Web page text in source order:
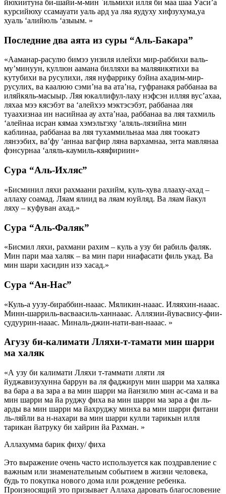
йюхиитуна би-шайи-м-мин `ильмихи илля би маа шаа Уаси’а
курсийюху ссамауати уаль ард уа ляа яудуху хифзухума,уа
хуаль ‘алийюль ‘азыым. »
Последние два аята из суры “Аль-Бакара”
«Ааманар-расулю бимээ унзиля илейхи мир-раббихи валь-
му’минуун, куллюн аамана билляхи ва маляяикятихи ва
кутубихи ва русулихи, ляя нуфаррику бэйна ахадим-мир-
русулих, ва каалюю сэми’на ва ата’на, гуфранакя раббанаа ва
иляйкяль-масыыр. Ляя юкаллифул-лаху нэфсэн илляя вус’ахаа,
ляхаа мээ кясэбэт ва ‘алейхээ мэктэсэбэт, раббанаа ляя
туаахизнаа ин насийнаа ау ахта’наа, раббанаа ва ляя тахмиль
‘алейнаа исран кямаа хэмэльтэху ‘аляль-лязийна мин
каблинаа, раббанаа ва ляя тухаммильнаа маа ляя тоокатэ
лянээбих, ва’фу ‘аннаа вагфир ляна вархамнаа, энта мавлянаа
фэнсурнаа ‘аляль-каумиль-кяяфириин»
Сура “Аль-Ихляс”
«Бисминил ляхи рахмаани рахийм, куль-хува ллааху-ахад –
аллаху соамад. Ляам ялиид ва ляам юуйляд. Ва ляам йакул
ляху – куфуван ахад.»
Сура “Аль-Фаляк”
«Бисмил ляхи, рахмани рахим – куль а узу би рабиль фаляк.
Мин пари маа халяк – ва мин пари ниафасати филь укад. Ва
мин шари хасидин изэ хасад.»
Сура “Ан-Нас”
«Куль-а уузу-бираббин-нааас. Мяликин-нааас. Иляяхин-нааас.
Минн-шарриль-васваасиль-ханнааас. Аллязии-йувасвису-фии-
с̣удуурин-нааас. Миналь-джин-нати-ван-нааас. »
Агузу би-калимати Лляхи-т-тамати мин шарри
ма халяк
«А узу би калимати Лляхи т-таммати лляти ля
йуджавизухунна баррун ва ля фаджирун мин шарри ма халяка
ва бара а ва зара а ва мин шарри ма йанзилю мин ас-сама и ва
мин шарри ма йа руджу фиха ва мин шарри ма зара а фи ль-
арды ва мин шарри ма йахруджу минха ва мин шарри фитани
ль-ляйли ва н-нахари ва мин шарри кулли тарикын илля
тарикан йатруку би хайрин йа Рахман. »
Аллахумма барик фиху/ фиха
Это выражение очень часто используется как поздравление с
важным или знаменательным событием в жизни человека,
будь то покупка нового дома или рождение ребенка.
Произносящий это призывает Аллаха даровать благословение